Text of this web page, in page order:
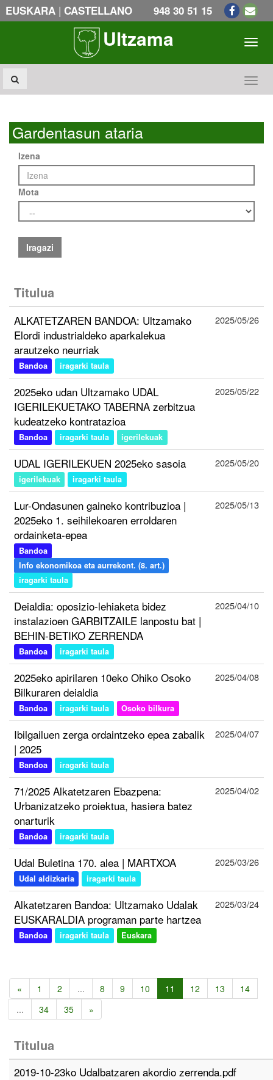
EUSKARA | CASTELLANO 948 30 51 15
Ultzama
Gardentasun ataria
Izena
Mota
Iragazi
Titulua
ALKATETZAREN BANDOA: Ultzamako
Elordi industrialdeko aparkalekua
arautzeko neurriak
Bandoa iragarki taula
2025/05/26
2025eko udan Ultzamako UDAL
IGERILEKUETAKO TABERNA zerbitzua
kudeatzeko kontratazioa
Bandoa iragarki taula igerilekuak
2025/05/22
UDAL IGERILEKUEN 2025eko sasoia
igerilekuak iragarki taula
2025/05/20
Lur-Ondasunen gaineko kontribuzioa |
2025eko 1. seihilekoaren erroldaren
ordainketa-epea
Bandoa
Info ekonomikoa eta aurrekont. (8. art.)
iragarki taula
2025/05/13
Deialdia: oposizio-lehiaketa bidez
instalazioen GARBITZAILE lanpostu bat |
BEHIN-BETIKO ZERRENDA
Bandoa iragarki taula
2025/04/10
2025eko apirilaren 10eko Ohiko Osoko
Bilkuraren deialdia
Bandoa iragarki taula Osoko bilkura
2025/04/08
Ibilgailuen zerga ordaintzeko epea zabalik
| 2025
Bandoa iragarki taula
2025/04/07
71/2025 Alkatetzaren Ebazpena:
Urbanizatzeko proiektua, hasiera batez
onarturik
Bandoa iragarki taula
2025/04/02
Udal Buletina 170. alea | MARTXOA
Udal aldizkaria iragarki taula
2025/03/26
Alkatetzaren Bandoa: Ultzamako Udalak
EUSKARALDIA programan parte hartzea
Bandoa iragarki taula Euskara
2025/03/24
« 1 2 ... 8 9 10 11 12 13
14
...
34 35 »
Titulua
2019-10-23ko Udalbatzaren akordio zerrenda.pdf